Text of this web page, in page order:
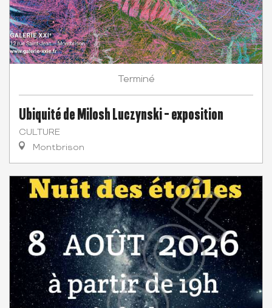
Terminé
Ubiquité de Milosh Luczynski - exposition
CULTURE
Montbrison